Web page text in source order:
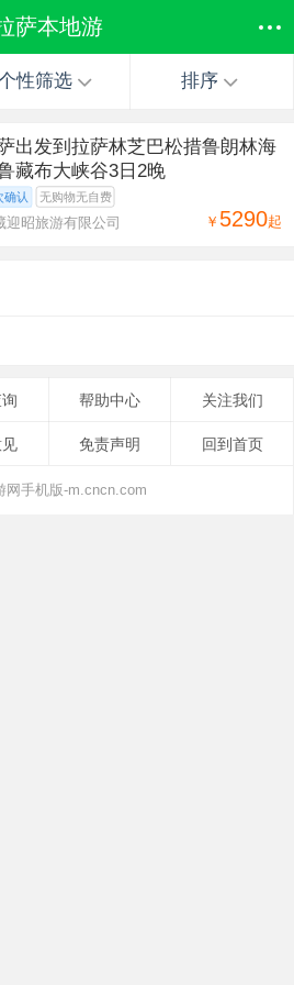
萨本地游
性筛选 排序
出发到拉萨林芝巴松措鲁朗林海
藏布大峡谷3日2晚
确认 无购物无自费
￥ 5290起
迎昭旅游有限公司
帮助中心 关注我们
免责声明 回到首页
网手机版-m.cncn.com